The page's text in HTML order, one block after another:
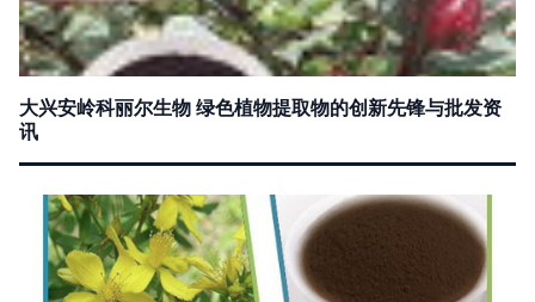
大兴安岭科丽尔生物 绿色植物提取物的创新先锋与批发资
讯